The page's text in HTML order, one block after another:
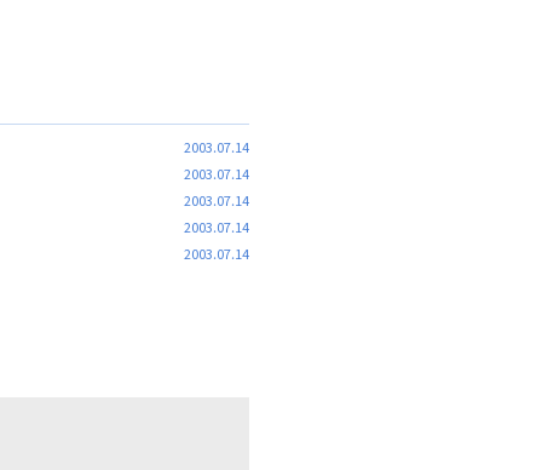
2003.07.14
2003.07.14
2003.07.14
2003.07.14
2003.07.14